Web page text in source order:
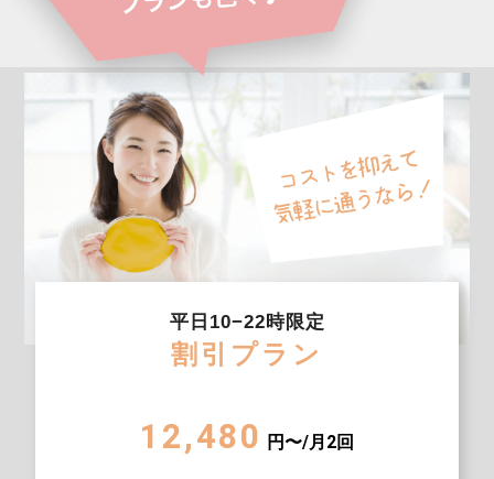
平日10−22時限定
割引プラン
12,480 円〜/月2回